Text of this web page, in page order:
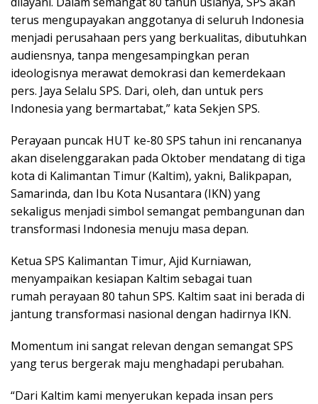
terus mengupayakan anggotanya di seluruh Indonesia
menjadi perusahaan pers yang berkualitas, dibutuhkan
audiensnya, tanpa mengesampingkan peran
ideologisnya merawat demokrasi dan kemerdekaan
pers. Jaya Selalu SPS. Dari, oleh, dan untuk pers
Indonesia yang bermartabat,” kata Sekjen SPS.
Perayaan puncak HUT ke-80 SPS tahun ini rencananya
akan diselenggarakan pada Oktober mendatang di tiga
kota di Kalimantan Timur (Kaltim), yakni, Balikpapan,
Samarinda, dan Ibu Kota Nusantara (IKN) yang
sekaligus menjadi simbol semangat pembangunan dan
transformasi Indonesia menuju masa depan.
Ketua SPS Kalimantan Timur, Ajid Kurniawan,
menyampaikan kesiapan Kaltim sebagai tuan
rumah perayaan 80 tahun SPS. Kaltim saat ini berada di
jantung transformasi nasional dengan hadirnya IKN.
Momentum ini sangat relevan dengan semangat SPS
yang terus bergerak maju menghadapi perubahan.
“Dari Kaltim kami menyerukan kepada insan pers